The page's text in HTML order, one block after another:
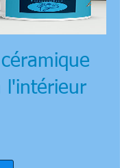
l'intérieur